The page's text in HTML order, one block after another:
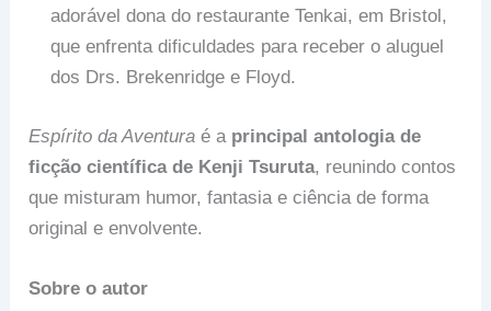
adorável dona do restaurante Tenkai, em Bristol,
que enfrenta dificuldades para receber o aluguel
dos Drs. Brekenridge e Floyd.
Espírito da Aventura é a principal antologia de
ficção científica de Kenji Tsuruta, reunindo contos
que misturam humor, fantasia e ciência de forma
original e envolvente.
Sobre o autor